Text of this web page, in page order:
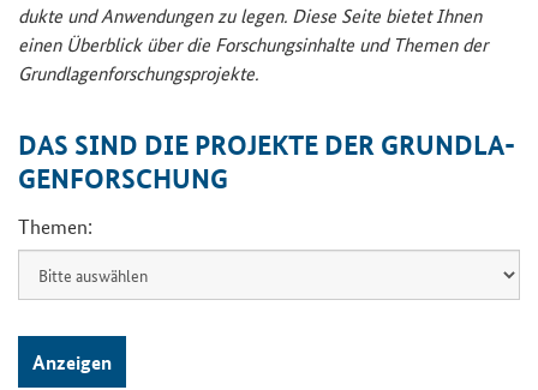
duk­te und An­wen­dun­gen zu legen. Diese Seite bie­tet Ihnen
einen Über­blick über die For­schungs­in­hal­te und The­men der
Grund­la­gen­for­schungs­pro­jek­te.
DAS SIND DIE PRO­JEK­TE DER GRUND­LA­
GEN­FOR­SCHUNG
Themen:
Anzeigen